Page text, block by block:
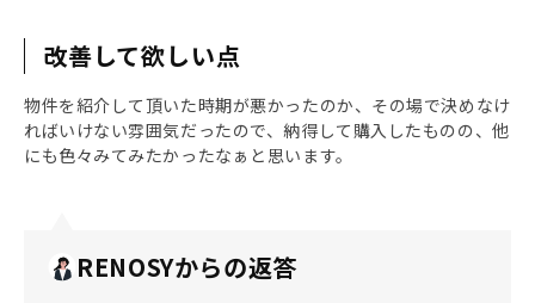
改善して欲しい点
物件を紹介して頂いた時期が悪かったのか、その場で決めなけ
ればいけない雰囲気だったので、納得して購入したものの、他
にも色々みてみたかったなぁと思います。
RENOSYからの返答